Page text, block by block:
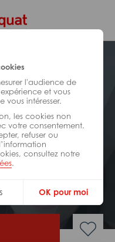
l'audience de
et vous
vous intéresser.
les cookies non
votre consentement.
refuser ou
consultez notre
.
OK pour moi
SECRÉTARIAT/
H/F